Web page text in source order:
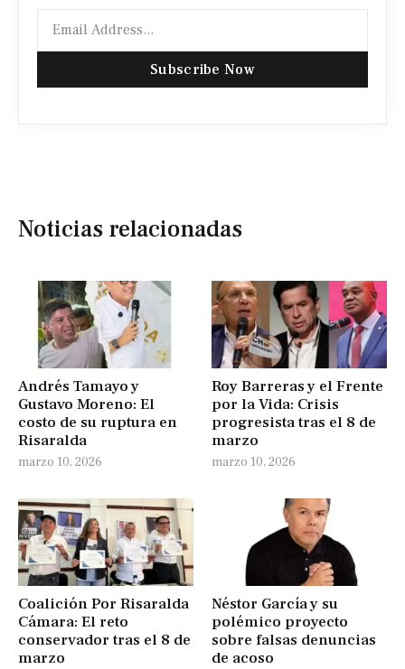
Subscribe Now
Noticias relacionadas
Andrés Tamayo y
Gustavo Moreno: El
costo de su ruptura en
Risaralda
marzo 10, 2026
Roy Barreras y el Frente
por la Vida: Crisis
progresista tras el 8 de
marzo
marzo 10, 2026
Coalición Por Risaralda
Cámara: El reto
conservador tras el 8 de
marzo
Néstor García y su
polémico proyecto
sobre falsas denuncias
de acoso